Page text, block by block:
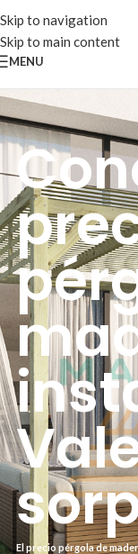
Skip to navigation
Skip to main content
MENU
El precio pérgola de